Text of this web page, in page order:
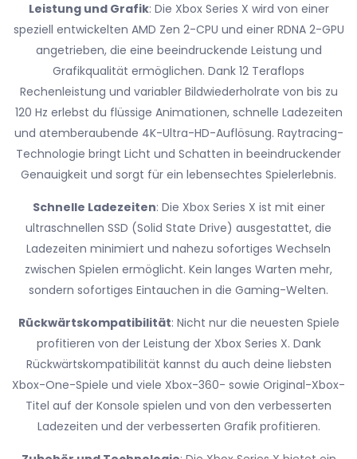
Leistung und Grafik: Die Xbox Series X wird von einer
speziell entwickelten AMD Zen 2-CPU und einer RDNA 2-GPU
angetrieben, die eine beeindruckende Leistung und
Grafikqualität ermöglichen. Dank 12 Teraflops
Rechenleistung und variabler Bildwiederholrate von bis zu
120 Hz erlebst du flüssige Animationen, schnelle Ladezeiten
und atemberaubende 4K-Ultra-HD-Auflösung. Raytracing-
Technologie bringt Licht und Schatten in beeindruckender
Genauigkeit und sorgt für ein lebensechtes Spielerlebnis.
Schnelle Ladezeiten: Die Xbox Series X ist mit einer
ultraschnellen SSD (Solid State Drive) ausgestattet, die
Ladezeiten minimiert und nahezu sofortiges Wechseln
zwischen Spielen ermöglicht. Kein langes Warten mehr,
sondern sofortiges Eintauchen in die Gaming-Welten.
Rückwärtskompatibilität: Nicht nur die neuesten Spiele
profitieren von der Leistung der Xbox Series X. Dank
Rückwärtskompatibilität kannst du auch deine liebsten
Xbox-One-Spiele und viele Xbox-360- sowie Original-Xbox-
Titel auf der Konsole spielen und von den verbesserten
Ladezeiten und der verbesserten Grafik profitieren.